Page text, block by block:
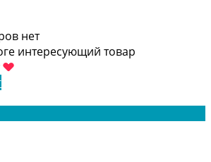
нет
интересующий товар